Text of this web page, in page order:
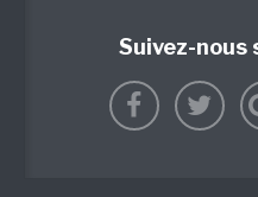
Suivez-nous